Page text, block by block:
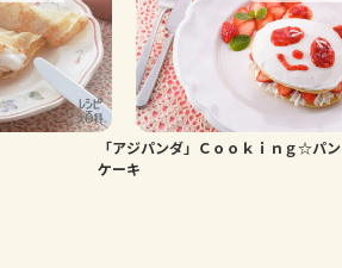
「アジパンダ」Ｃｏｏｋｉｎｇ☆パン
ケーキ